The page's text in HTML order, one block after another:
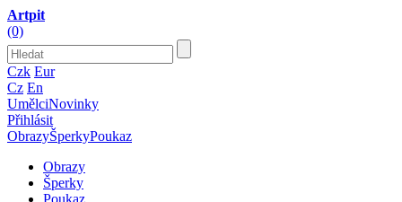
Artpit
(0)
Czk Eur
Cz En
UmělciNovinky
Přihlásit
ObrazyŠperkyPoukaz
Obrazy
Šperky
Poukaz